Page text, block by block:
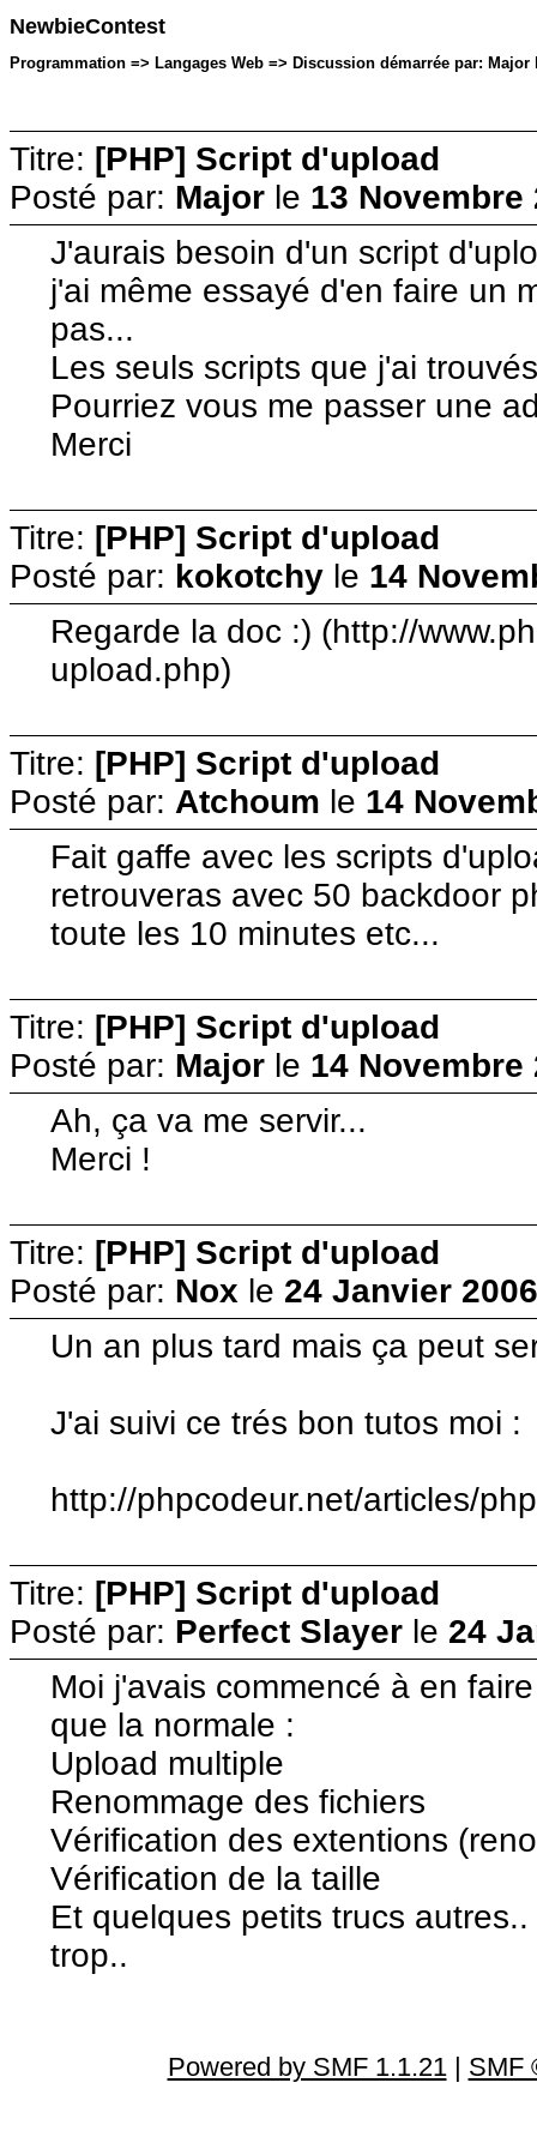
NewbieContest
Programmation => Langages Web => Discussion démarrée par: Major
Titre: [PHP] Script d'upload
Posté par: Major le 13 Novembre
J'aurais besoin d'un script
j'ai même essayé d'en faire un
pas...
Les seuls scripts que j'ai
Pourriez vous me passer une
Merci
Titre: [PHP] Script d'upload
Posté par: kokotchy le 14
Regarde la doc :) (http://
upload.php)
Titre: [PHP] Script d'upload
Posté par: Atchoum le 14
Fait gaffe avec les scripts
retrouveras avec 50 backdoor
toute les 10 minutes etc...
Titre: [PHP] Script d'upload
Posté par: Major le 14 Novembre
Ah, ça va me servir...
Merci !
Titre: [PHP] Script d'upload
Posté par: Nox le 24 Janvier
Un an plus tard mais ça peut
J'ai suivi ce trés bon tutos moi :
http://phpcodeur.net/articles/
Titre: [PHP] Script d'upload
Posté par: Perfect Slayer le 24
Moi j'avais commencé à en
que la normale :
Upload multiple
Renommage des fichiers
Vérification des extentions
Vérification de la taille
Et quelques petits trucs
trop..
Powered by SMF 1.1.21| SMF